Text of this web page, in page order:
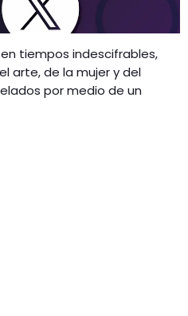
tiempos indescifrables,
arte, de la mujer y del
por medio de un